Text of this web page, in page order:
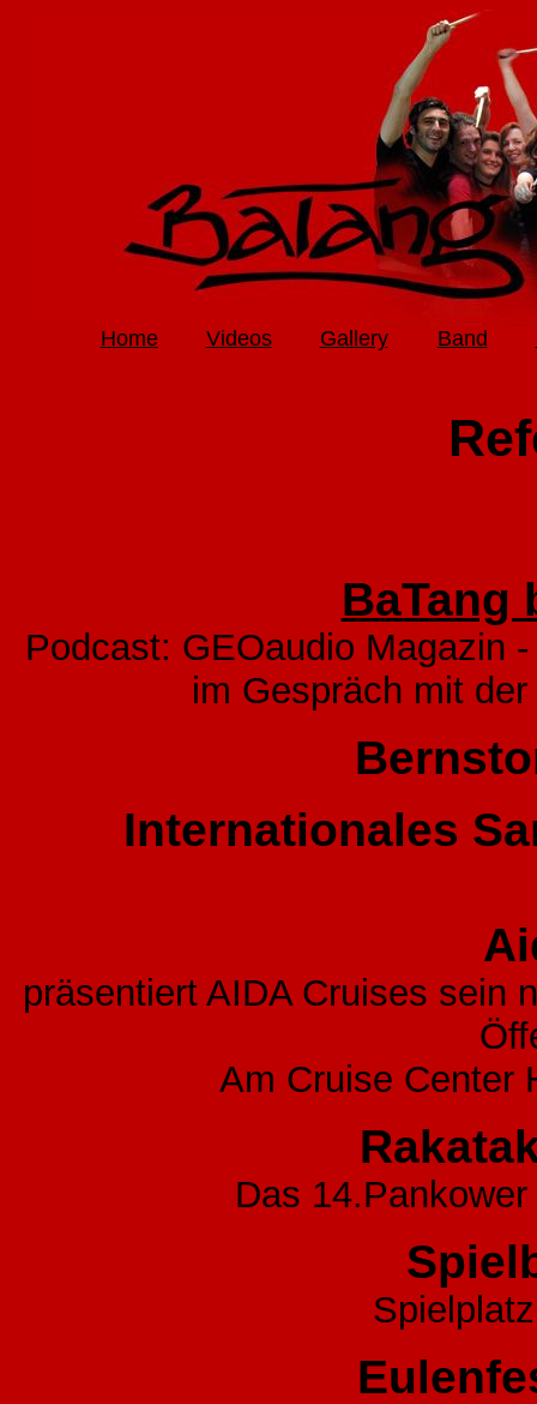
Home Videos Gallery Band
BaTang
Podcast: GEOaudio Magazin
im Gespräch mit
Internationales
präsentiert AIDA Cruises sein
Am Cruise Center
Das